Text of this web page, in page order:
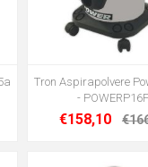
Tron Aspirapolvere
-
€158,10